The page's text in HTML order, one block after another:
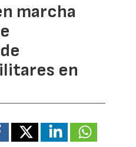
marcha
en